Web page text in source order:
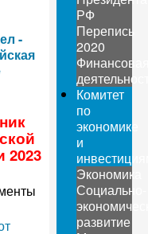
-
2023
РФ
Перепись
2020
Комитет
по
экономике
и
Экономика
Социально-
развитие